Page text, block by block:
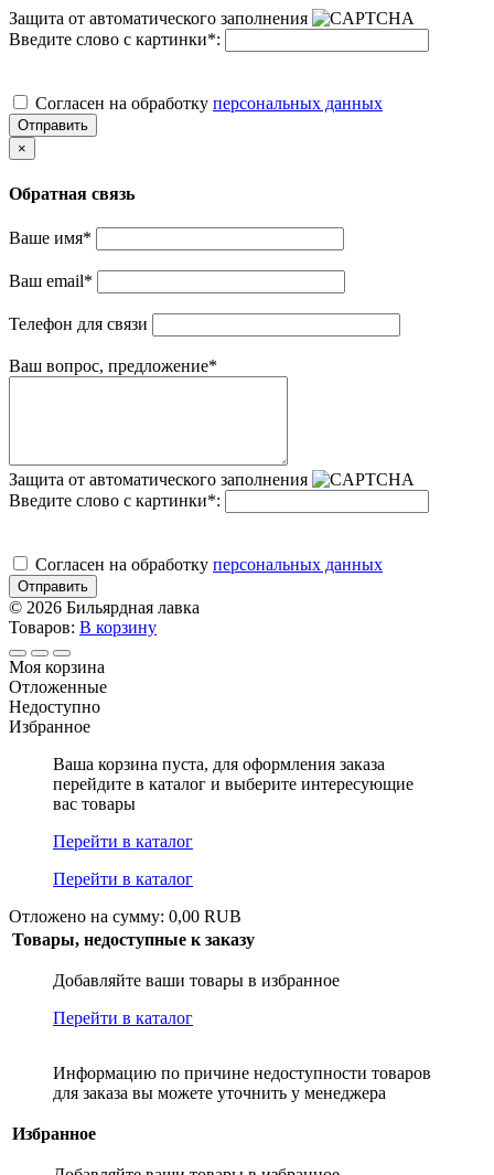
Защита от автоматического заполнения
Введите слово с картинки*:
Cогласен на обработку персональных данных
Отправить
×
Обратная связь
Ваше имя*
Ваш email*
Телефон для связи
Ваш вопрос, предложение*
Защита от автоматического заполнения
Введите слово с картинки*:
Cогласен на обработку персональных данных
Отправить
© 2026 Бильярдная лавка
Товаров: В корзину
Моя корзина
Отложенные
Недоступно
Избранное
Ваша корзина пуста, для оформления заказа
перейдите в каталог и выберите интересующие
вас товары
Перейти в каталог
Перейти в каталог
Отложено на сумму: 0,00 RUB
Товары, недоступные к заказу
Добавляйте ваши товары в избранное
Перейти в каталог
Информацию по причине недоступности товаров
для заказа вы можете уточнить у менеджера
Избранное